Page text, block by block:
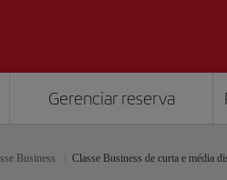
Gerenciar reserva
Business Classe Business de curta e média